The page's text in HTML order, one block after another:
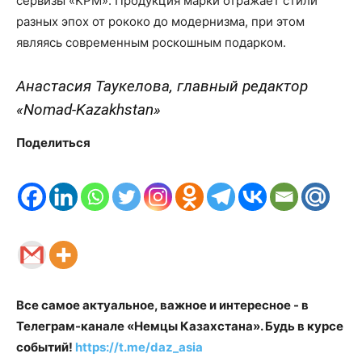
разных эпох от рококо до модернизма, при этом
являясь современным роскошным подарком.
Анастасия Таукелова, главный редактор
«Nomad-Kazakhstan»
Поделиться
Все самое актуальное, важное и интересное - в
Телеграм-канале «Немцы Казахстана». Будь в курсе
событий! https://t.me/daz_asia